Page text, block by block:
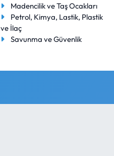
Madencilik ve Taş Ocakları
Petrol, Kimya, Lastik, Plastik
ve İlaç
Savunma ve Güvenlik